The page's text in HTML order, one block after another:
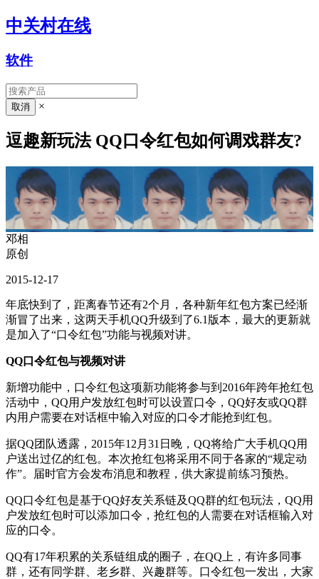
中关村在线
软件
×
逗趣新玩法 QQ口令红包如何调戏群友?
邓相
原创
2015-12-17
年底快到了，距离春节还有2个月，各种新年红包方案已经渐
渐冒了出来，这两天手机QQ升级到了6.1版本，最大的更新就
是加入了“口令红包”功能与视频对讲。
QQ口令红包与视频对讲
新增功能中，口令红包这项新功能将参与到2016年跨年抢红包
活动中，QQ用户发放红包时可以设置口令，QQ好友或QQ群
内用户需要在对话框中输入对应的口令才能抢到红包。
据QQ团队透露，2015年12月31日晚，QQ将给广大手机QQ用
户送出过亿的红包。本次抢红包将采用不同于各家的“规定动
作”。届时官方会发布消息和教程，供大家提前练习预热。
QQ口令红包是基于QQ好友关系链及QQ群的红包玩法，QQ用
户发放红包时可以添加口令，抢红包的人需要在对话框输入对
应的口令。
QQ有17年积累的关系链组成的圈子，在QQ上，有许多同事
群，还有同学群、老乡群、兴趣群等。口令红包一发出，大家